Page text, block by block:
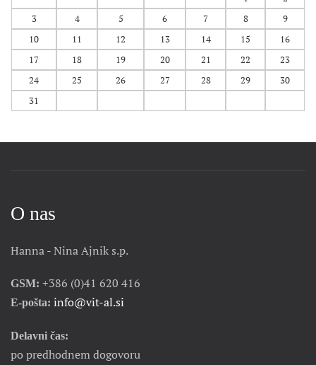
3
4 5 6 7 8
9
10
11 12 13 14 15
16
17
18 19 20 21 22
23
24
25 26 27 28 29
30
31
O nas
Hanna - Nina Ajnik s.p.
GSM: +386 (0)41 620 416
E-pošta: info@vit-al.si
Delavni čas:
po predhodnem dogovoru